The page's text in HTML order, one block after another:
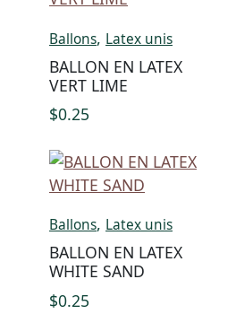
Ballons, Latex unis
BALLON EN LATEX
VERT LIME
$0.25
Ballons, Latex unis
BALLON EN LATEX
WHITE SAND
$0.25